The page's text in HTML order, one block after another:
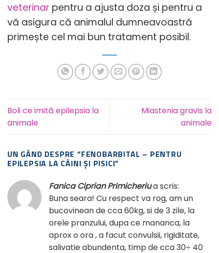
veterinar pentru a ajusta doza și pentru a
vă asigura că animalul dumneavoastră
primește cel mai bun tratament posibil.
Boli ce imită epilepsia la
animale
Miastenia gravis la
animale
UN GÂND DESPRE “FENOBARBITAL – PENTRU
EPILEPSIA LA CÂINI ȘI PISICI”
Fanica Ciprian Primicheriua scris:
Buna seara! Cu respect va rog, am un
bucovinean de cca 60kg, si de 3 zile, la
orele pranzului, dupa ce mananca, la
aprox o ora , a facut convulsii, rigiditate,
salivatie abundenta, timp de cca 30÷ 40